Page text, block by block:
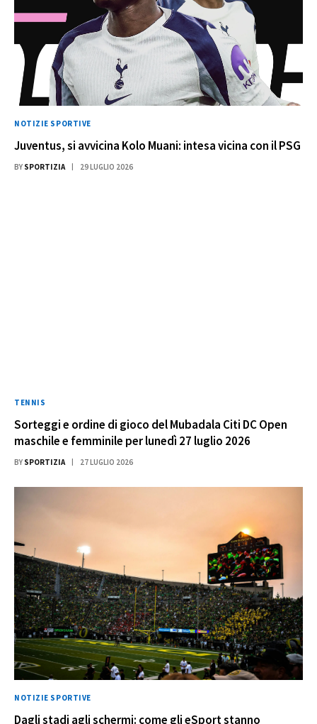
NOTIZIE SPORTIVE
Juventus, si avvicina Kolo Muani: intesa vicina con il PSG
BY SPORTIZIA 29 LUGLIO 2026
TENNIS
Sorteggi e ordine di gioco del Mubadala Citi DC Open
maschile e femminile per lunedì 27 luglio 2026
BY SPORTIZIA 27 LUGLIO 2026
NOTIZIE SPORTIVE
Dagli stadi agli schermi: come gli eSport stanno